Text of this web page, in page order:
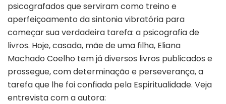
psicografados que serviram como treino e
aperfeiçoamento da sintonia vibratória para
começar sua verdadeira tarefa: a psicografia de
livros. Hoje, casada, mãe de uma filha, Eliana
Machado Coelho tem já diversos livros publicados e
prossegue, com determinação e perseverança, a
tarefa que lhe foi confiada pela Espiritualidade. Veja
entrevista com a autora: